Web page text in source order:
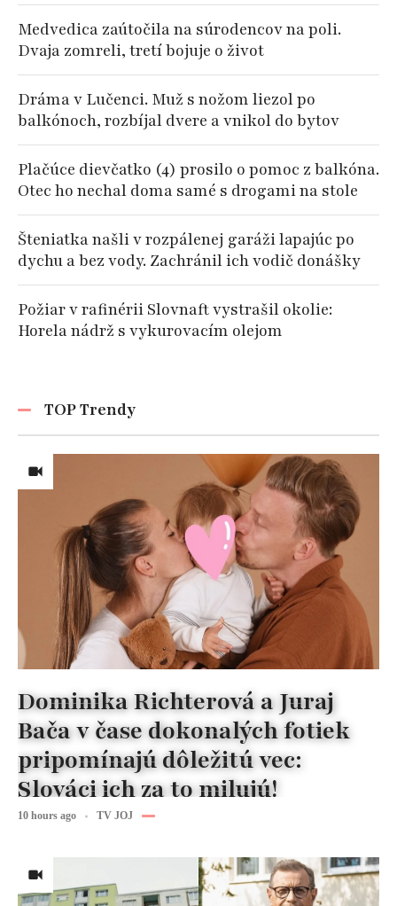
Medvedica zaútočila na súrodencov na poli.
Dvaja zomreli, tretí bojuje o život
Dráma v Lučenci. Muž s nožom liezol po
balkónoch, rozbíjal dvere a vnikol do bytov
Plačúce dievčatko (4) prosilo o pomoc z balkóna.
Otec ho nechal doma samé s drogami na stole
Šteniatka našli v rozpálenej garáži lapajúc po
dychu a bez vody. Zachránil ich vodič donášky
Požiar v rafinérii Slovnaft vystrašil okolie:
Horela nádrž s vykurovacím olejom
TOP Trendy
Dominika Richterová a Juraj
Bača v čase dokonalých fotiek
pripomínajú dôležitú vec:
Slováci ich za to milujú!
10 hours ago TV JOJ